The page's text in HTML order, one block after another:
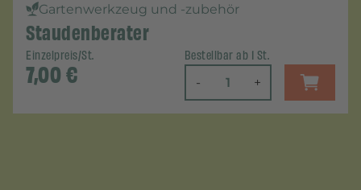
Gartenwerkzeug und -zubehör
Staudenberater
Einzelpreis/St.
7,00€
Bestellbar ab 1 St.
- +